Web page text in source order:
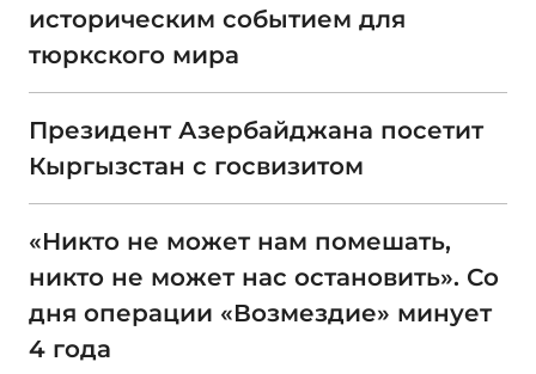
историческим событием для
тюркского мира
Президент Азербайджана посетит
Кыргызстан с госвизитом
«Никто не может нам помешать,
никто не может нас остановить». Со
дня операции «Возмездие» минует
4 года